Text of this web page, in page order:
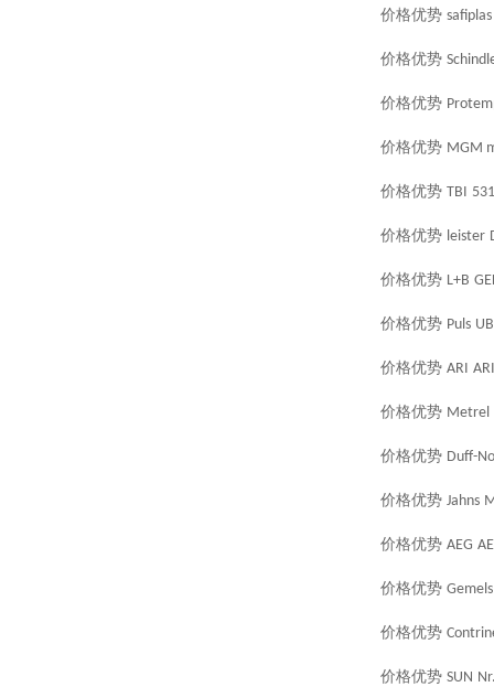
价格优势 safiplas
价格优势
价格优势
价格优势 MGM
价格优势 TBI
价格优势 leister
价格优势 L+B
价格优势 Puls
价格优势 ARI
价格优势 Metrel
价格优势 Duff-
价格优势 Jahns
价格优势 AEG
价格优势 Gemels
价格优势
价格优势 SUN